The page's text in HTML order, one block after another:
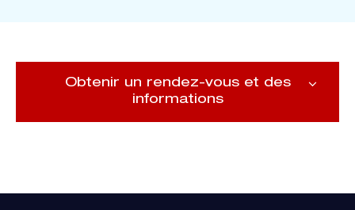
Obtenir un rendez-vous et des
informations